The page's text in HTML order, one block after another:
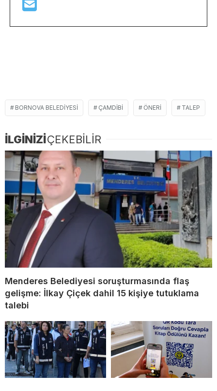
BORNOVA BELEDIYESI ÇAMDIBI ÖNERI TALEP
İLGİNİZİÇEKEBİLİR
Menderes Belediyesi soruşturmasında flaş
gelişme: İlkay Çiçek dahil 15 kişiye tutuklama
talebi